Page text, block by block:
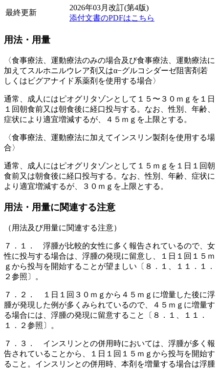
最終更新
2026年03月改訂(第4版)
添付文書のPDFはこちら
用法・用量
〈食事療法、運動療法のみの場合及び食事療法、運動療法に
加えてスルホニルウレア剤又はα−グルコシダーゼ阻害剤若
しくはビグアナイド系薬剤を使用する場合〉
通常、成人にはピオグリタゾンとして１５〜３０ｍｇを１日
１回朝食前又は朝食後に経口投与する。なお、性別、年齢、
症状により適宜増減するが、４５ｍｇを上限とする。
〈食事療法、運動療法に加えてインスリン製剤を使用する場
合〉
通常、成人にはピオグリタゾンとして１５ｍｇを１日１回朝
食前又は朝食後に経口投与する。なお、性別、年齢、症状に
より適宜増減するが、３０ｍｇを上限とする。
用法・用量に関連する注意
（用法及び用量に関連する注意）
７．１． 浮腫が比較的女性に多く報告されているので、女
性に投与する場合は、浮腫の発現に留意し、１日１回１５ｍ
ｇから投与を開始することが望ましい〔８．１、１１．１．
２参照〕。
７．２． １日１回３０ｍｇから４５ｍｇに増量した後に浮
腫が発現した例が多くみられているので、４５ｍｇに増量す
る場合には、浮腫の発現に留意すること〔８．１、１１．
１．２参照〕。
７．３． インスリンとの併用時においては、浮腫が多く報
告されていることから、１日１回１５ｍｇから投与を開始す
ること。インスリンとの併用時、本剤を増量する場合は浮腫